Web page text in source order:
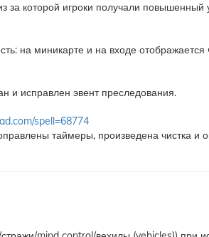
которой игроки получали повышенный
на миникарте и на входе отображается
и исправлен эвент преследования.
spell=68774
таймеры, произведена чистка и